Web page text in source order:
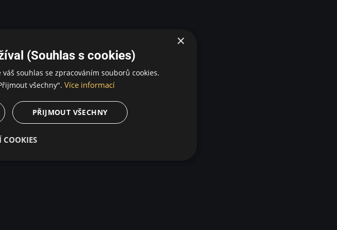
×
(Souhlas s cookies)
souhlas se zpracováním souborů cookies.
všechny". Více informací
PŘIJMOUT VŠECHNY
COOKIES